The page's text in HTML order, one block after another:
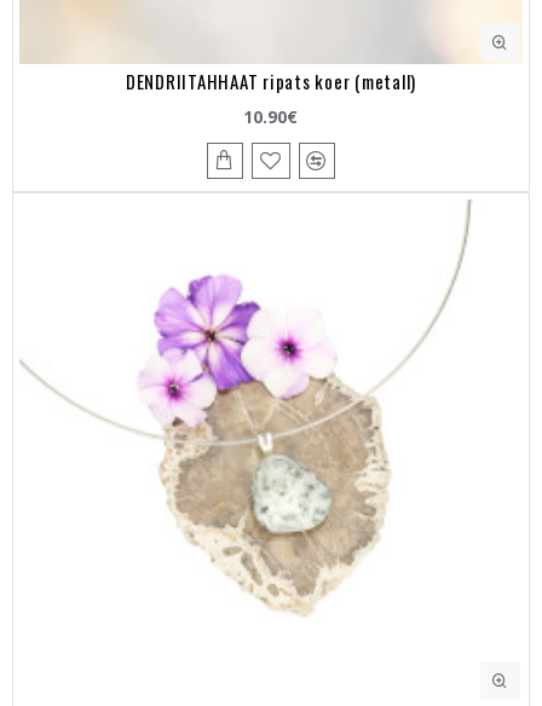
DENDRIITAHHAAT ripats koer (metall)
10.90€